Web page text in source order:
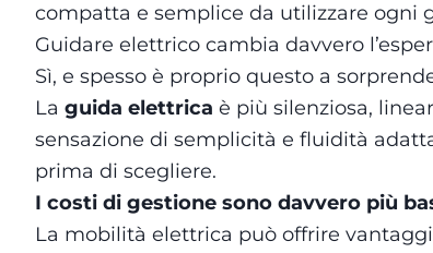
compatta e semplice da utilizzare ogni
Guidare elettrico cambia davvero
Sì, e spesso è proprio questo a
La guida elettrica è più silenziosa,
sensazione di semplicità e fluidità
prima di scegliere.
I costi di gestione sono davvero più
La mobilità elettrica può offrire